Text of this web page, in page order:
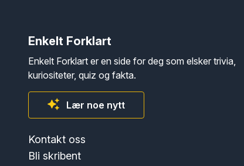
Enkelt Forklart
Enkelt Forklart er en side for deg som elsker trivia,
kuriositeter, quiz og fakta.
Lær noe nytt
Kontakt oss
Bli skribent